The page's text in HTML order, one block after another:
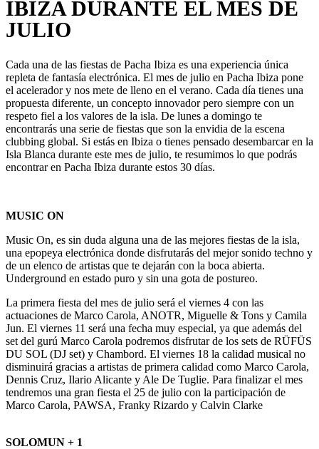
IBIZA DURANTE EL MES DE
JULIO
Cada una de las fiestas de Pacha Ibiza es una experiencia única
repleta de fantasía electrónica. El mes de julio en Pacha Ibiza pone
el acelerador y nos mete de lleno en el verano. Cada día tienes una
propuesta diferente, un concepto innovador pero siempre con un
respeto fiel a los valores de la isla. De lunes a domingo te
encontrarás una serie de fiestas que son la envidia de la escena
clubbing global. Si estás en Ibiza o tienes pensado desembarcar en la
Isla Blanca durante este mes de julio, te resumimos lo que podrás
encontrar en Pacha Ibiza durante estos 30 días.
MUSIC ON
Music On, es sin duda alguna una de las mejores fiestas de la isla,
una epopeya electrónica donde disfrutarás del mejor sonido techno y
de un elenco de artistas que te dejarán con la boca abierta.
Underground en estado puro y sin una gota de postureo.
La primera fiesta del mes de julio será el viernes 4 con las
actuaciones de Marco Carola, ANOTR, Miguelle & Tons y Camila
Jun. El viernes 11 será una fecha muy especial, ya que además del
set del gurú Marco Carola podremos disfrutar de los sets de RÜFÜS
DU SOL (DJ set) y Chambord. El viernes 18 la calidad musical no
disminuirá gracias a artistas de primera calidad como Marco Carola,
Dennis Cruz, Ilario Alicante y Ale De Tuglie. Para finalizar el mes
tendremos una gran fiesta el 25 de julio con la participación de
Marco Carola, PAWSA, Franky Rizardo y Calvin Clarke
SOLOMUN + 1